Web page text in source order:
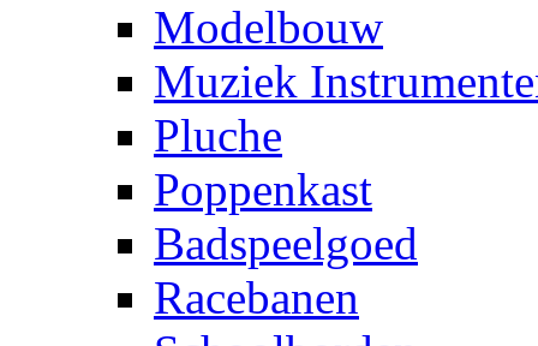
Modelbouw
Muziek
Pluche
Poppenkast
Badspeelgoed
Racebanen